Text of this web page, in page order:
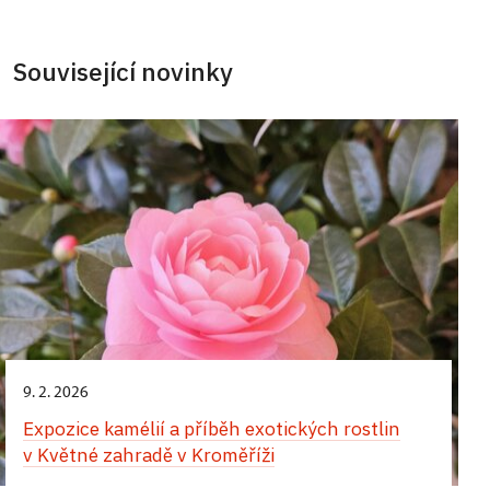
Související novinky
9. 2. 2026
Expozice kamélií a příběh exotických rostlin
v Květné zahradě v Kroměříži